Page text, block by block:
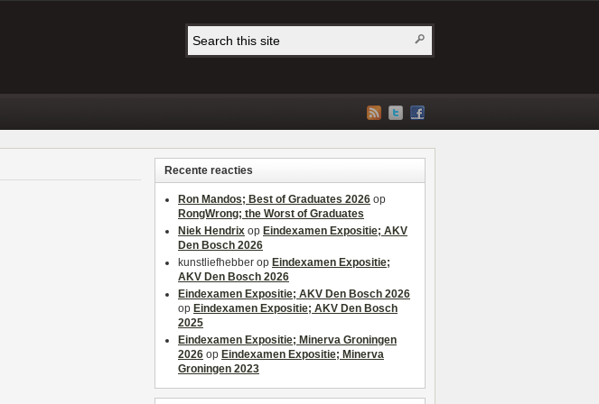
Recente reacties
Ron Mandos; Best of Graduates 2026 op
RongWrong; the Worst of Graduates
Niek Hendrix op Eindexamen Expositie; AKV
Den Bosch 2026
kunstliefhebber op Eindexamen Expositie;
AKV Den Bosch 2026
Eindexamen Expositie; AKV Den Bosch 2026
op Eindexamen Expositie; AKV Den Bosch
2025
Eindexamen Expositie; Minerva Groningen
2026 op Eindexamen Expositie; Minerva
Groningen 2023